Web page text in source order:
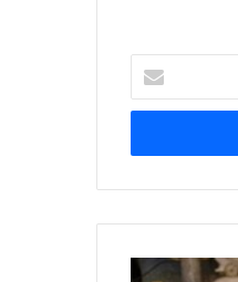
your
Email